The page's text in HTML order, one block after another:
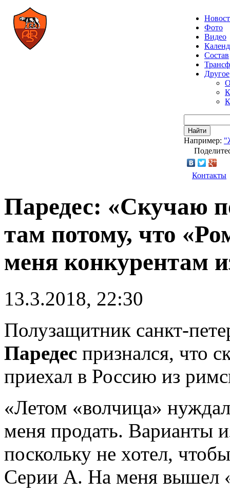
Фото
Видео
Состав
Другое
Найти
Например:
Контакты
Паредес: «Скучаю
там потому, что
меня конкурентам
13.3.2018, 22:30
Полузащитник санкт-
Паредес признался, что
приехал в Россию из
«Летом «волчица»
меня продать. Варианты
поскольку не хотел,
Серии А. На меня вышел